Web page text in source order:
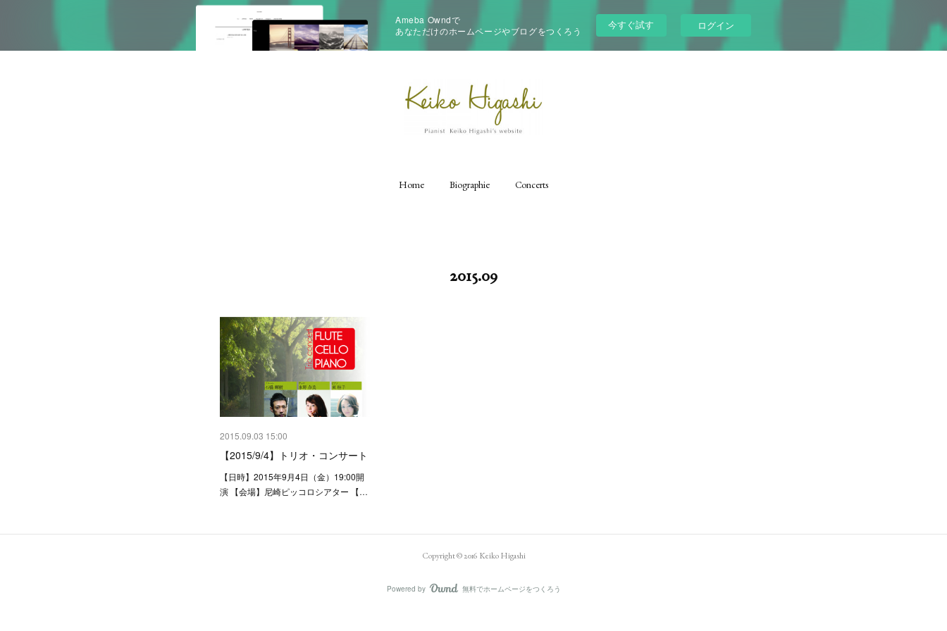
Ameba Owndで
あなただけのホームページやブログをつくろう
今すぐ試す ログイン
Home Biographie Concerts
2015.09
2015.09.03 15:00
【2015/9/4】トリオ・コンサート
【日時】2015年9月4日（金）19:00開
演 【会場】尼崎ピッコロシアター 【…
Copyright © 2016 Keiko Higashi
Powered by AmebaOwnd
無料でホームページをつくろう